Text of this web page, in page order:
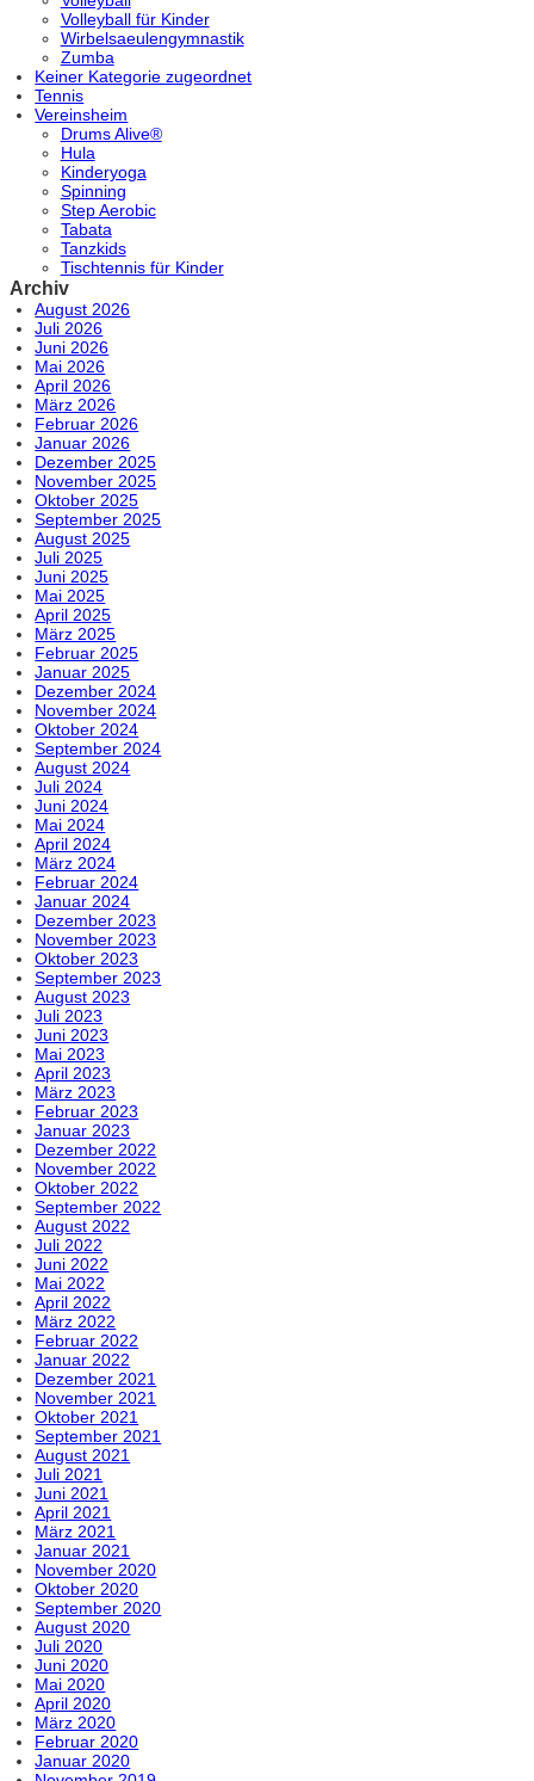
Volleyball für Kinder
Wirbelsaeulengymnastik
Zumba
Keiner Kategorie zugeordnet
Tennis
Vereinsheim
Drums Alive®
Hula
Kinderyoga
Spinning
Step Aerobic
Tabata
Tanzkids
Tischtennis für Kinder
Archiv
August 2026
Juli 2026
Juni 2026
Mai 2026
April 2026
März 2026
Februar 2026
Januar 2026
Dezember 2025
November 2025
Oktober 2025
September 2025
August 2025
Juli 2025
Juni 2025
Mai 2025
April 2025
März 2025
Februar 2025
Januar 2025
Dezember 2024
November 2024
Oktober 2024
September 2024
August 2024
Juli 2024
Juni 2024
Mai 2024
April 2024
März 2024
Februar 2024
Januar 2024
Dezember 2023
November 2023
Oktober 2023
September 2023
August 2023
Juli 2023
Juni 2023
Mai 2023
April 2023
März 2023
Februar 2023
Januar 2023
Dezember 2022
November 2022
Oktober 2022
September 2022
August 2022
Juli 2022
Juni 2022
Mai 2022
April 2022
März 2022
Februar 2022
Januar 2022
Dezember 2021
November 2021
Oktober 2021
September 2021
August 2021
Juli 2021
Juni 2021
April 2021
März 2021
Januar 2021
November 2020
Oktober 2020
September 2020
August 2020
Juli 2020
Juni 2020
Mai 2020
April 2020
März 2020
Februar 2020
Januar 2020